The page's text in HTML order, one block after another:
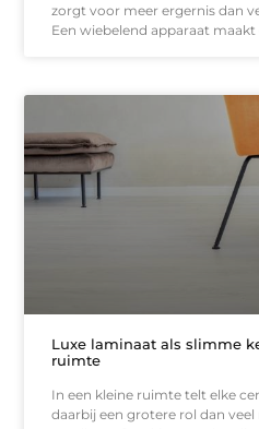
zorgt voor meer ergernis dan
Een wiebelend apparaat maakt
Luxe laminaat als slimme
ruimte
In een kleine ruimte telt elke
daarbij een grotere rol dan veel